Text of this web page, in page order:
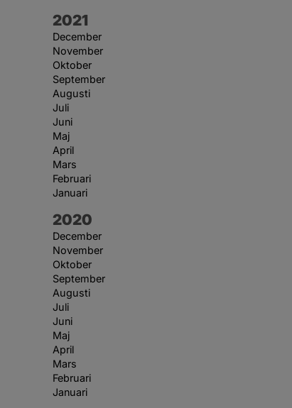
År:
2021
December
November
Oktober
September
Augusti
Juli
Juni
Maj
April
Mars
Februari
Januari
År:
2020
December
November
Oktober
September
Augusti
Juli
Juni
Maj
April
Mars
Februari
Januari